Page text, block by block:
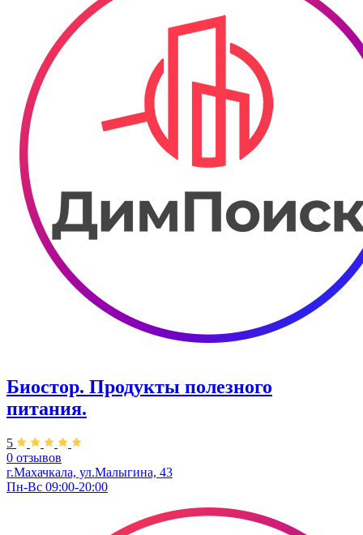
Биостор. Продукты полезного
питания.
5
0 отзывов
г.Махачкала, ул.Малыгина, 43
Пн-Вс 09:00-20:00